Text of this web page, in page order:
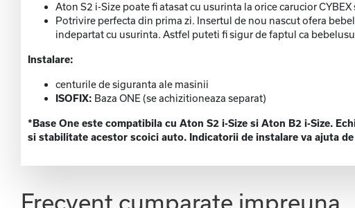
Aton S2 i-Size poate fi atasat cu usurinta la orice carucior
Potrivire perfecta din prima zi. Insertul de nou nascut ofera
indepartat cu usurinta. Astfel puteti fi sigur de faptul ca
Instalare:
centurile de siguranta ale masinii
ISOFIX: Baza ONE (se achizitioneaza separat)
*Base One este compatibila cu Aton S2 i-Size si Aton B2 i-Size.
si stabilitate acestor scoici auto. Indicatorii de instalare va ajuta
Frecvent cumparate impreuna